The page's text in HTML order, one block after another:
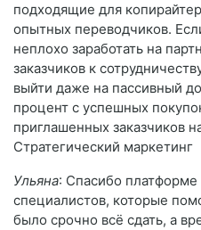
подходящие для
опытных переводчиков.
неплохо заработать на
заказчиков к
выйти даже на пассивный
процент с успешных
приглашенных заказчиков
Стратегический маркетинг
Ульяна: Спасибо платформе
специалистов, которые
было срочно всё сдать, а